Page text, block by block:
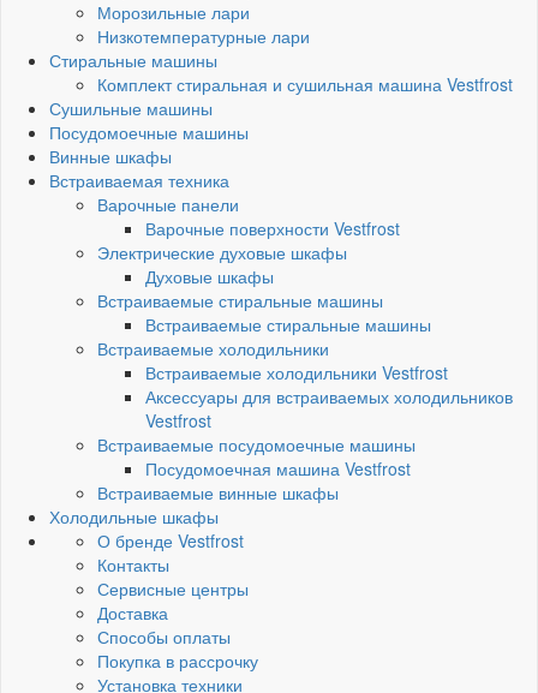
Морозильные лари
Низкотемпературные лари
Стиральные машины
Комплект стиральная и сушильная машина Vestfrost
Сушильные машины
Посудомоечные машины
Винные шкафы
Встраиваемая техника
Варочные панели
Варочные поверхности Vestfrost
Электрические духовые шкафы
Духовые шкафы
Встраиваемые стиральные машины
Встраиваемые стиральные машины
Встраиваемые холодильники
Встраиваемые холодильники Vestfrost
Аксессуары для встраиваемых холодильников
Vestfrost
Встраиваемые посудомоечные машины
Посудомоечная машина Vestfrost
Встраиваемые винные шкафы
Холодильные шкафы
О бренде Vestfrost
Контакты
Сервисные центры
Доставка
Способы оплаты
Покупка в рассрочку
Установка техники